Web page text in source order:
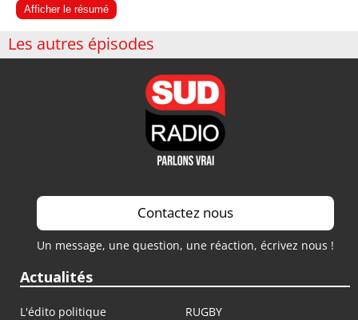
Afficher le résumé
Les autres épisodes
Contactez nous
Un message, une question, une réaction, écrivez nous !
Actualités
L'édito politique
RUGBY